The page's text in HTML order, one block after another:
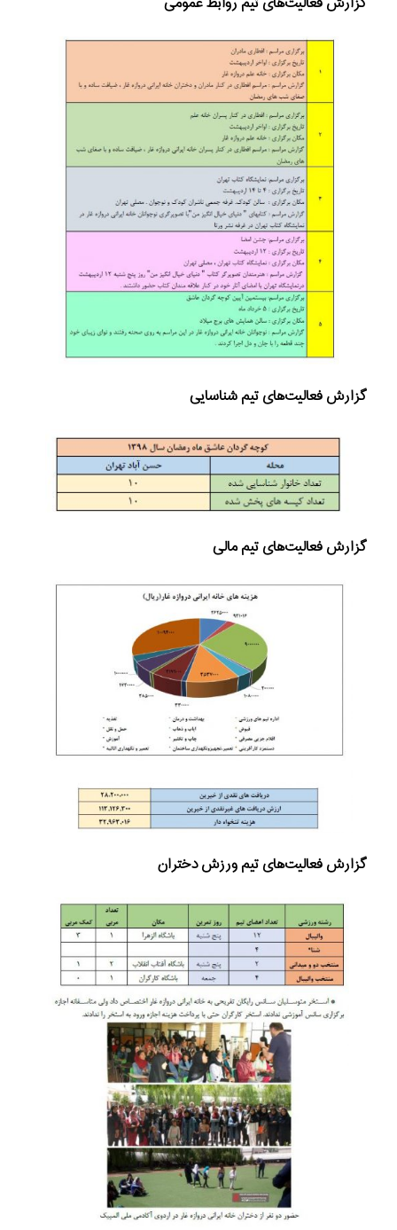
گزارش فعالیت‌های تیم شناسایی
گزارش فعالیت‌های تیم مالی
گزارش فعالیت‌های تیم ورزش دختران